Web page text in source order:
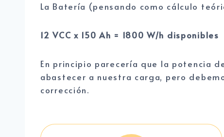
La Batería (pensando como cálculo
12 VCC x 150 Ah = 1800 W/h disponibles
En principio parecería que la potencia
abastecer a nuestra carga, pero
corrección.